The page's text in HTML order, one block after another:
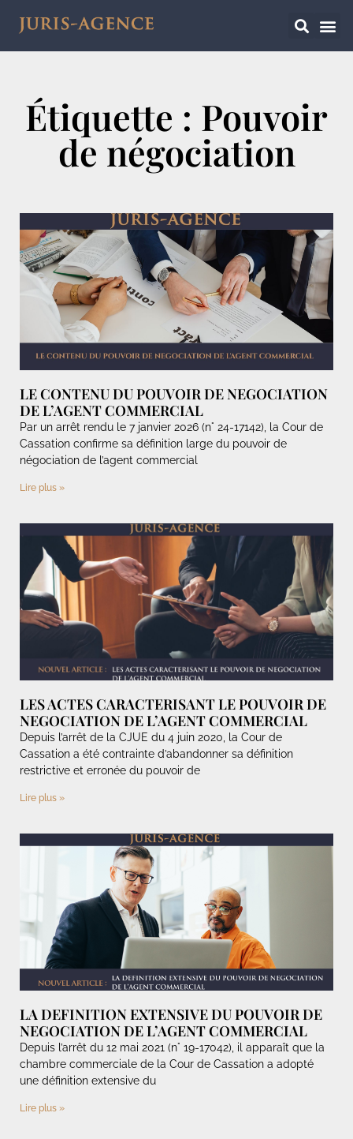
Étiquette : Pouvoir
de négociation
LE CONTENU DU POUVOIR DE NEGOCIATION
DE L’AGENT COMMERCIAL
Par un arrêt rendu le 7 janvier 2026 (n° 24-17142), la Cour de
Cassation confirme sa définition large du pouvoir de
négociation de l’agent commercial
Lire plus »
LES ACTES CARACTERISANT LE POUVOIR DE
NEGOCIATION DE L’AGENT COMMERCIAL
Depuis l’arrêt de la CJUE du 4 juin 2020, la Cour de
Cassation a été contrainte d’abandonner sa définition
restrictive et erronée du pouvoir de
Lire plus »
LA DEFINITION EXTENSIVE DU POUVOIR DE
NEGOCIATION DE L’AGENT COMMERCIAL
Depuis l’arrêt du 12 mai 2021 (n° 19-17042), il apparaît que la
chambre commerciale de la Cour de Cassation a adopté
une définition extensive du
Lire plus »